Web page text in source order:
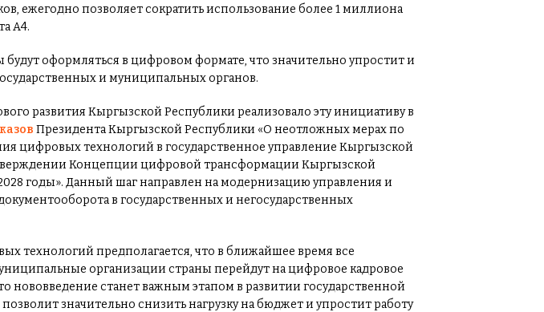
ежегодно позволяет сократить использование более 1 миллиона
А4.
будут оформляться в цифровом формате, что значительно упростит и
и муниципальных органов.
развития Кыргызской Республики реализовало эту инициативу в
Президента Кыргызской Республики «О неотложных мерах по
цифровых технологий в государственное управление Кыргызской
Концепции цифровой трансформации Кыргызской
годы». Данный шаг направлен на модернизацию управления и
в государственных и негосударственных
технологий предполагается, что в ближайшее время все
организации страны перейдут на цифровое кадровое
нововведение станет важным этапом в развитии государственной
значительно снизить нагрузку на бюджет и упростит работу